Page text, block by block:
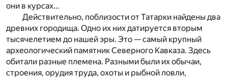
они в курсах…
Действительно, поблизости от Татарки найдены два
древних городища. Одно их них датируется вторым
тысячелетием до нашей эры. Это — самый крупный
археологический памятник Северного Кавказа. Здесь
обитали разные племена. Разными были их обычаи,
строения, орудия труда, охоты и рыбной ловли,